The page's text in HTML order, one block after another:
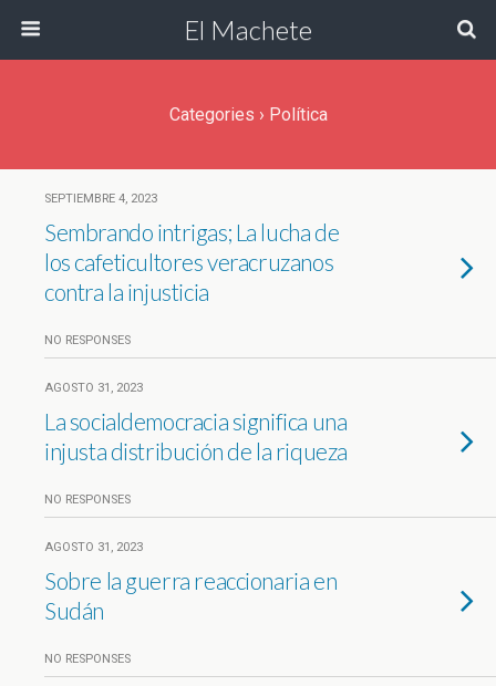
El Machete
Categories › Política
SEPTIEMBRE 4, 2023
Sembrando intrigas; La lucha de
los cafeticultores veracruzanos
contra la injusticia
NO RESPONSES
AGOSTO 31, 2023
La socialdemocracia significa una
injusta distribución de la riqueza
NO RESPONSES
AGOSTO 31, 2023
Sobre la guerra reaccionaria en
Sudán
NO RESPONSES